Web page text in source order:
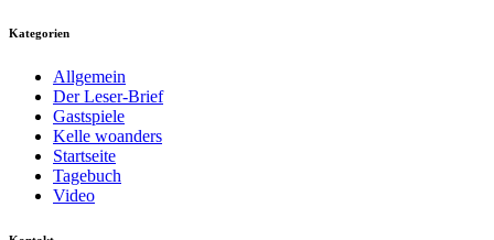
Kategorien
Allgemein
Der Leser-Brief
Gastspiele
Kelle woanders
Startseite
Tagebuch
Video